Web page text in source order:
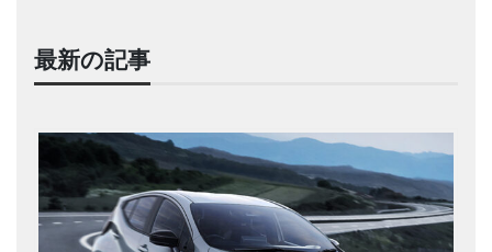
最新の記事